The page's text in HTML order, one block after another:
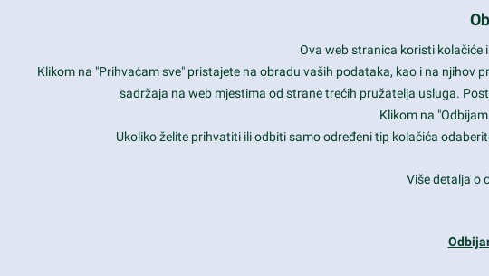
Is your website user friendly?
Ark offers weekly stunning designs.
Why our customers love Ark?
Smart and
Unlimited
Mobile ready
Ova web stranica koristi kolačiće
Klikom na "Prihvaćam sve" pristajete na obradu vaših podataka, kao i na
sadržaja na web mjestima od strane trećih pružatelja usluga.
Klikom na
Ukoliko želite prihvatiti ili odbiti samo određeni tip kolačića
Više detalja o